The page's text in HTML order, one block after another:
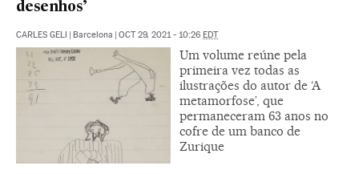
desenhos’
CARLES GELI Barcelona OCT 29, 2021 - 10:26 EDT
Um volume reúne pela
primeira vez todas as
ilustrações do autor de ‘A
metamorfose’, que
permaneceram 63 anos no
cofre de um banco de
Zurique